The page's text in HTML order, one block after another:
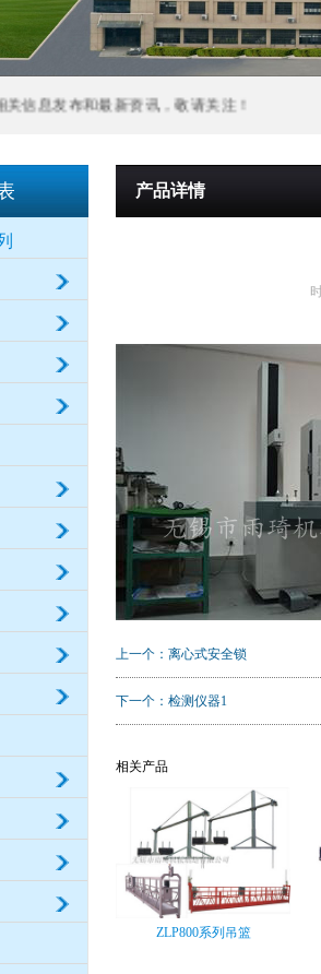
发布和最新资讯，敬请关注！
产品详情
上一个： 离心式安全锁
下一个： 检测仪器1
相关产品
ZLP800系列吊篮